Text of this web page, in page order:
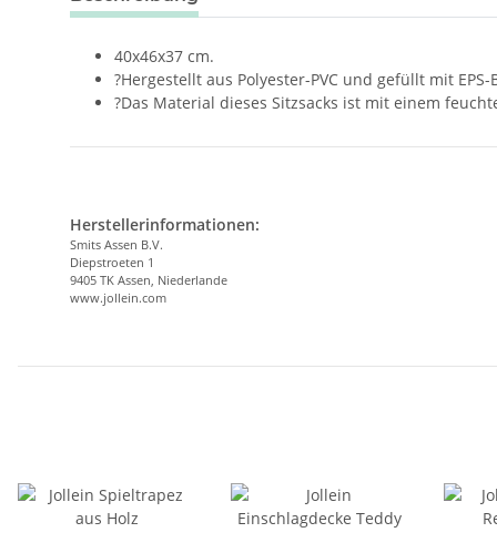
40x46x37 cm.
?Hergestellt aus Polyester-PVC und gefüllt mit EPS-
?Das Material dieses Sitzsacks ist mit einem
Herstellerinformationen:
Smits Assen B.V.
Diepstroeten 1
9405 TK Assen, Niederlande
www.jollein.com